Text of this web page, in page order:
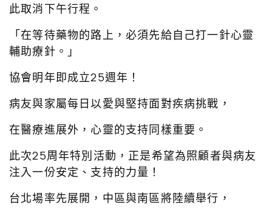
此取消下午行程。
「在等待藥物的路上，必須先給自己打一針心靈
輔助療針。」
協會明年即成立25週年！
病友與家屬每日以愛與堅持面對疾病挑戰，
在醫療進展外，心靈的支持同樣重要。
此次25周年特別活動，正是希望為照顧者與病友
注入一份安定、支持的力量！
台北場率先展開，中區與南區將陸續舉行，